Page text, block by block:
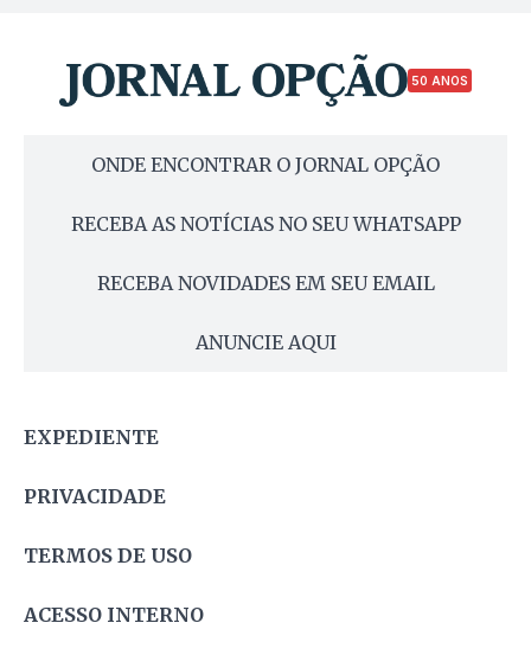
50 ANOS
ONDE ENCONTRAR O JORNAL OPÇÃO
RECEBA AS NOTÍCIAS NO SEU WHATSAPP
RECEBA NOVIDADES EM SEU EMAIL
ANUNCIE AQUI
EXPEDIENTE
PRIVACIDADE
TERMOS DE USO
ACESSO INTERNO